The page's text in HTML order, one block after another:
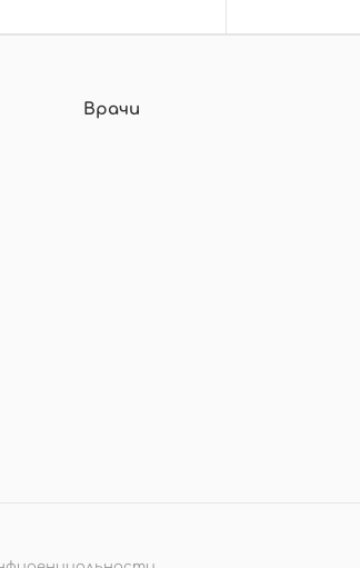
Врачи